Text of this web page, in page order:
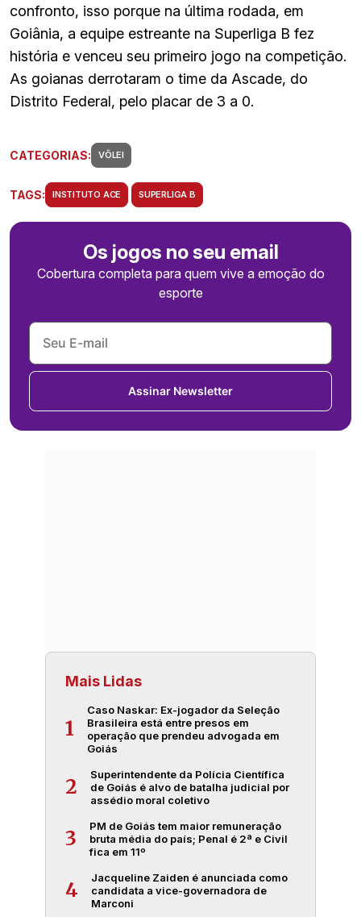
confronto, isso porque na última rodada, em
Goiânia, a equipe estreante na Superliga B fez
história e venceu seu primeiro jogo na competição.
As goianas derrotaram o time da Ascade, do
Distrito Federal, pelo placar de 3 a 0.
CATEGORIAS: VÔLEI
TAGS: INSTITUTO ACE SUPERLIGA B
Os jogos no seu email
Cobertura completa para quem vive a emoção do
esporte
Assinar Newsletter
Mais Lidas
1
Caso Naskar: Ex-jogador da Seleção
Brasileira está entre presos em
operação que prendeu advogada em
Goiás
2
Superintendente da Polícia Científica
de Goiás é alvo de batalha judicial por
assédio moral coletivo
3
PM de Goiás tem maior remuneração
bruta média do país; Penal é 2ª e Civil
fica em 11º
4
Jacqueline Zaiden é anunciada como
candidata a vice-governadora de
Marconi